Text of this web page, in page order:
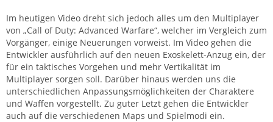
Im heutigen Video dreht sich jedoch alles um den Multiplayer
von „Call of Duty: Advanced Warfare“, welcher im Vergleich zum
Vorgänger, einige Neuerungen vorweist. Im Video gehen die
Entwickler ausführlich auf den neuen Exoskelett-Anzug ein, der
für ein taktisches Vorgehen und mehr Vertikalität im
Multiplayer sorgen soll. Darüber hinaus werden uns die
unterschiedlichen Anpassungsmöglichkeiten der Charaktere
und Waffen vorgestellt. Zu guter Letzt gehen die Entwickler
auch auf die verschiedenen Maps und Spielmodi ein.